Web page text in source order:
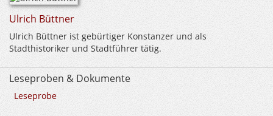
Ulrich Büttner
Ulrich Büttner ist gebürtiger Konstanzer und als
Stadthistoriker und Stadtführer tätig.
Leseproben & Dokumente
Leseprobe